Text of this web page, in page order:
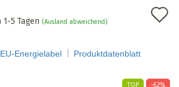
1-5 Tagen (Ausland abweichend)
EU-Energielabel Produktdatenblatt
TOP -62%